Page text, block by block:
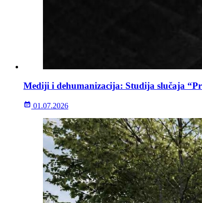
Mediji i dehumanizacija: Studija slučaja
01.07.2026